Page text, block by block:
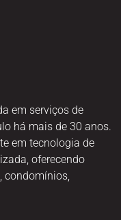
em serviços de
há mais de 30 anos.
em tecnologia de
oferecendo
condomínios,